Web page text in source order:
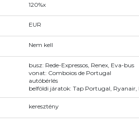
120%x
EUR
Nem kell
busz: Rede-Expressos, Renex, Eva-bus
vonat: Comboios de Portugal
autóbérlés
belföldi járatok: Tap Portugal, Ryanair,
keresztény